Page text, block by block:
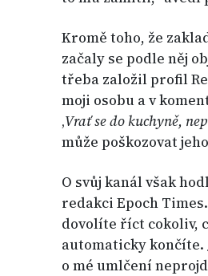
Kromě toho, že
začaly se podle něj
třeba založil profil
moji osobu a v
‚Vrať se do kuchyně,
může poškozovat
O svůj kanál však
redakci Epoch
dovolíte říct cokoliv,
automaticky končíte.
o mé umlčení